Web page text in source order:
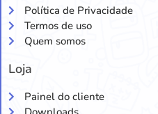
Política de Privacidade
Termos de uso
Quem somos
Loja
Painel do cliente